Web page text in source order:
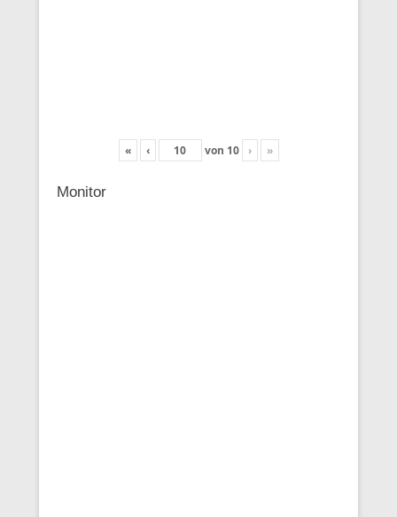
« ‹ von 10 › »
Monitor